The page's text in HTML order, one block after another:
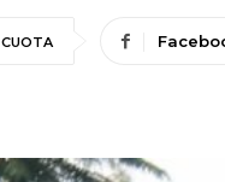
CUOTA